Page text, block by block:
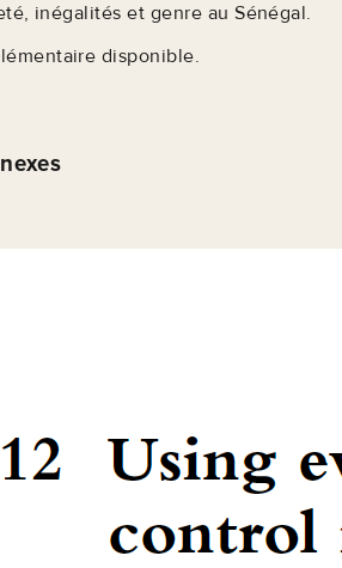
inégalités et genre au Sénégal.
disponible.